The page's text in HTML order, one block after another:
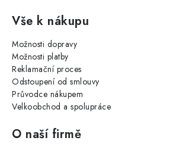
Vše k nákupu
Možnosti dopravy
Možnosti platby
Reklamační proces
Odstoupení od smlouvy
Průvodce nákupem
Velkoobchod a spolupráce
O naší firmě